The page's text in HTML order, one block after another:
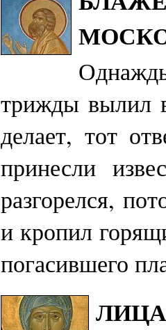
трижды вылил
делает, тот
принесли
разгорелся,
и кропил
погасившего